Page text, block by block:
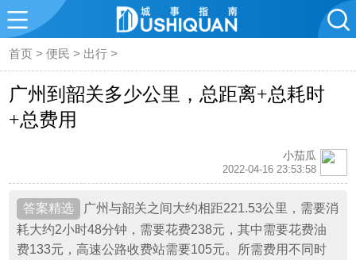
首页 >便民 > 出行 >
广州到韶关多少公里，总距离+总耗时
+总费用
小茄瓜
2022-04-16 23:53:58
广州与韶关之间大约相距221.53公里，需要消
耗大约2小时48分钟，需要花费238元，其中需要花费油
费133元，高速公路收费站需要105元。所需费用不同时